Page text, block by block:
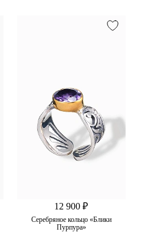
12 900 ₽
Серебряное кольцо «Блики
Пурпура»